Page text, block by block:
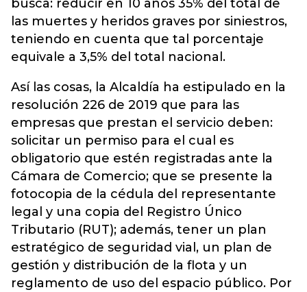
busca: reducir en 10 años 35% del total de
las muertes y heridos graves por siniestros,
teniendo en cuenta que tal porcentaje
equivale a 3,5% del total nacional .
Así las cosas, la Alcaldía ha estipulado en la
resolución 226 de 2019 que para las
empresas que prestan el servicio deben:
solicitar un permiso para el cual es
obligatorio que estén registradas ante la
Cámara de Comercio; que se presente la
fotocopia de la cédula del representante
legal y una copia del Registro Único
Tributario (RUT); además, tener un plan
estratégico de seguridad vial, un plan de
gestión y distribución de la flota y un
reglamento de uso del espacio público. Por